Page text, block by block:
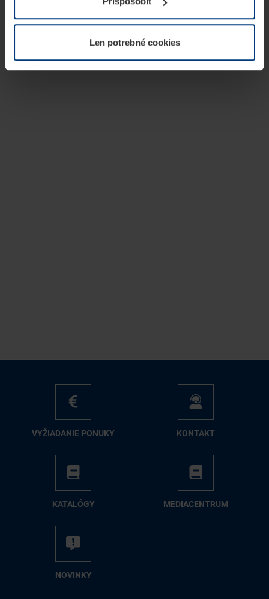
kedykoľvek zmeniť alebo odvolať vo vysvetlení cookie
našej webovej stránky.Len potrebné cookies
VY­ŽIA­DA­NIE PO­NU­KY KON­TAKT
KA­TA­LÓ­GY ME­DIA­CEN­TRUM
NO­VIN­KY